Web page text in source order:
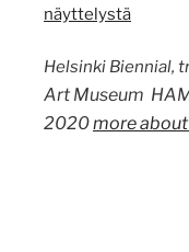
näyttelystä
Helsinki Biennial,
Art Museum
2020more